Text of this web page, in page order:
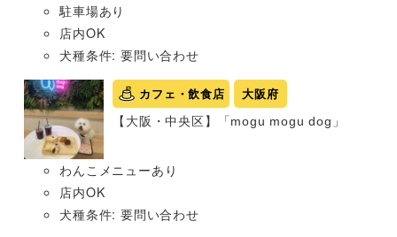
駐車場あり
店内OK
犬種条件: 要問い合わせ
カフェ・飲食店 大阪府
【大阪・中央区】「mogu mogu dog」
わんこメニューあり
店内OK
犬種条件: 要問い合わせ